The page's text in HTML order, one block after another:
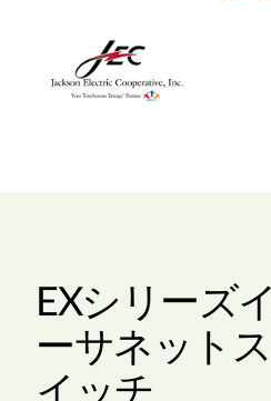
EXシリーズイ
ーサネットス
イッチ